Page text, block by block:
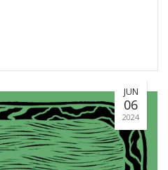
JUN
06
2024